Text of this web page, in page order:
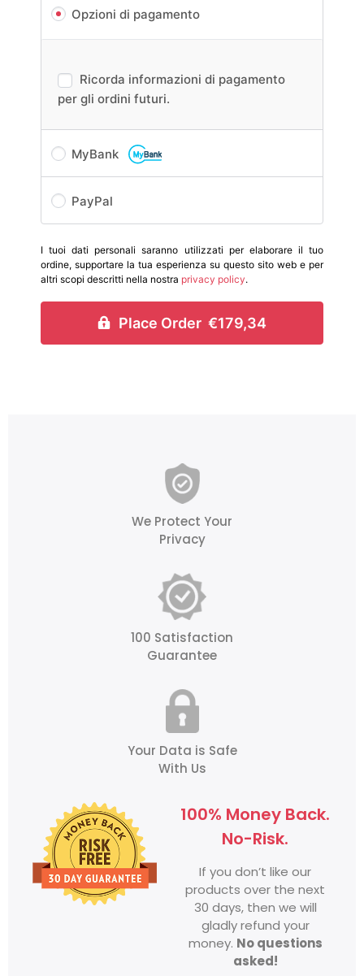
Opzioni di pagamento
Ricorda informazioni di pagamento
per gli ordini futuri.
MyBank
PayPal
I tuoi dati personali saranno utilizzati per elaborare il tuo
ordine, supportare la tua esperienza su questo sito web e per
altri scopi descritti nella nostra privacy policy.
Place Order €179,34
We Protect Your
Privacy
100 Satisfaction
Guarantee
Your Data is Safe
With Us
100% Money Back.
No-Risk.
If you don’t like our
products over the next
30 days, then we will
gladly refund your
money. No questions
asked!